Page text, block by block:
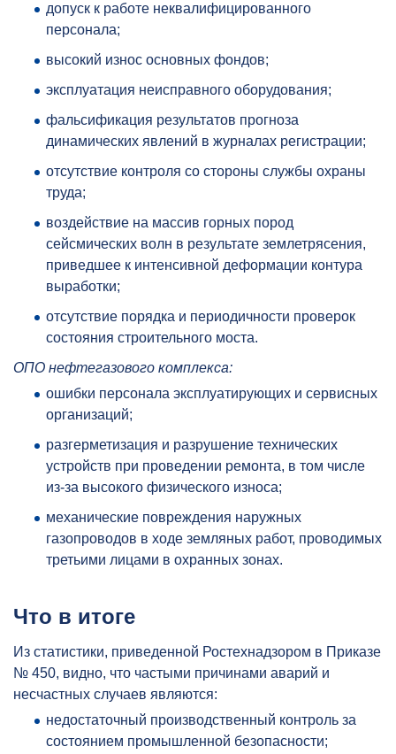
допуск к работе неквалифицированного
персонала;
высокий износ основных фондов;
эксплуатация неисправного оборудования;
фальсификация результатов прогноза
динамических явлений в журналах регистрации;
отсутствие контроля со стороны службы охраны
труда;
воздействие на массив горных пород
сейсмических волн в результате землетрясения,
приведшее к интенсивной деформации контура
выработки;
отсутствие порядка и периодичности проверок
состояния строительного моста.
ОПО нефтегазового комплекса:
ошибки персонала эксплуатирующих и сервисных
организаций;
разгерметизация и разрушение технических
устройств при проведении ремонта, в том числе
из-за высокого физического износа;
механические повреждения наружных
газопроводов в ходе земляных работ, проводимых
третьими лицами в охранных зонах.
Что в итоге
Из статистики, приведенной Ростехнадзором в Приказе
№ 450, видно, что частыми причинами аварий и
несчастных случаев являются:
недостаточный производственный контроль за
состоянием промышленной безопасности;